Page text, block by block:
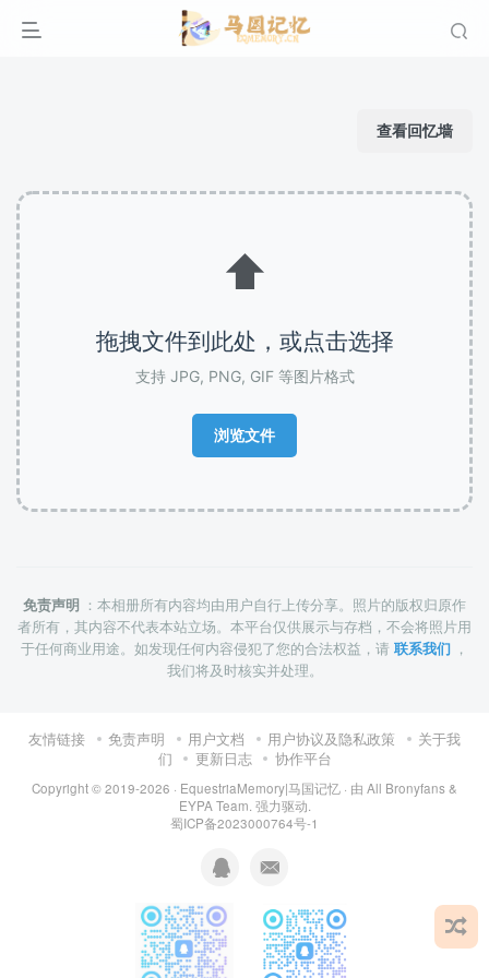
查看回忆墙
⬆️
拖拽文件到此处，或点击选择
支持 JPG, PNG, GIF 等图片格式
浏览文件
免责声明
：本相册所有内容均由用户自行上传分享。照片的版权归原作
者所有，其内容不代表本站立场。本平台仅供展示与存档，不会将照片用
于任何商业用途。如发现任何内容侵犯了您的合法权益，请 联系我们
，
我们将及时核实并处理。
友情链接 免责声明 用户文档 用户协议及隐私政策
关于我
们
更新日志 协作平台
Copyright © 2019-2026 · EquestriaMemory|马国记忆 · 由 All Bronyfans &
EYPA Team. 强力驱动.
蜀ICP备2023000764号-1